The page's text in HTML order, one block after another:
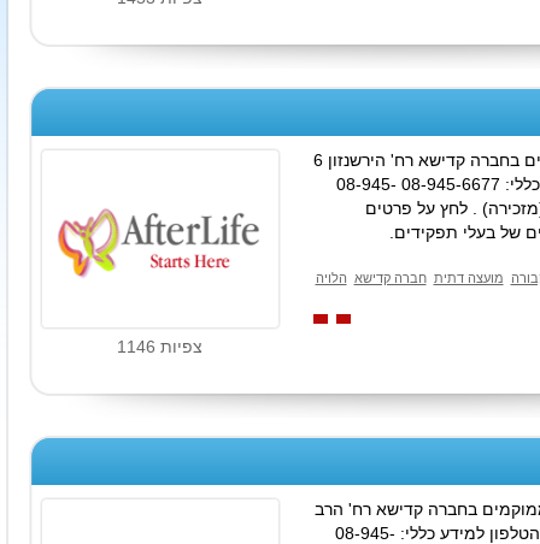
צפיות 1146
משרדי חברה קדישא רחובות ממוקמים בחברה קדישא רח' הירשנזון 6
מיקוד 76484 מספרי הטלפון למידע כללי: 08-945-6677 08-945-
08-945-5288 052-726-793 (מזכירה) . לחץ על פרטים
של בעלי תפקידים.
הלויה חברה קדישא מועצה דתית
בחברה קדישא רח' הרב
משולם יוסף 4 מיקוד 76233 מספרי הטלפון למידע כללי: 08-945-